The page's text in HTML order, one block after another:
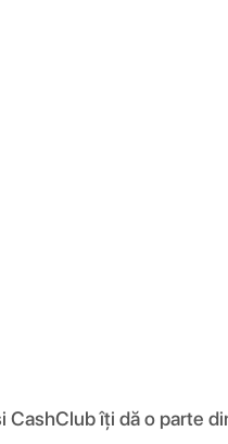
îți dă o parte